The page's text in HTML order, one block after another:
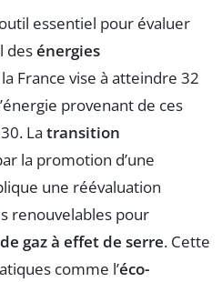
essentiel pour évaluer
desénergies
France vise à atteindre 32
provenant de ces
La transition
la promotion d’une
une réévaluation
renouvelables pour
gaz à effet de serre. Cette
comme l’éco-